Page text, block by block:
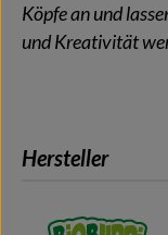
Köpfe an und
und Kreativität
Hersteller